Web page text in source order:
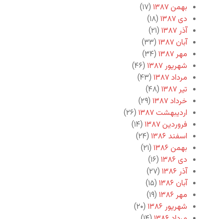
بهمن ۱۳۸۷
(۱۷)
دی ۱۳۸۷
(۱۸)
آذر ۱۳۸۷
(۲۱)
آبان ۱۳۸۷
(۳۳)
مهر ۱۳۸۷
(۳۴)
شهریور ۱۳۸۷
(۴۶)
مرداد ۱۳۸۷
(۴۳)
تیر ۱۳۸۷
(۴۸)
خرداد ۱۳۸۷
(۲۹)
اردیبهشت ۱۳۸۷
(۲۶)
فروردین ۱۳۸۷
(۱۴)
اسفند ۱۳۸۶
(۲۴)
بهمن ۱۳۸۶
(۲۱)
دی ۱۳۸۶
(۱۶)
آذر ۱۳۸۶
(۲۷)
آبان ۱۳۸۶
(۱۵)
مهر ۱۳۸۶
(۱۹)
شهریور ۱۳۸۶
(۲۰)